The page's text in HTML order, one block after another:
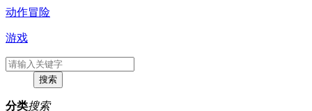
动作冒险
游戏
分类搜索